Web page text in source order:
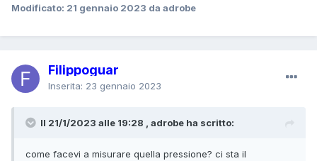
Modificato: 21 gennaio 2023 da adrobe
Filippoguar
Inserita: 23 gennaio 2023
Il 21/1/2023 alle 19:28 , adrobe ha scritto:
come facevi a misurare quella pressione? ci sta il